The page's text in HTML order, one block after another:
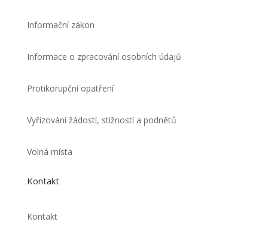
Informační zákon
Informace o zpracování osobních údajů
Protikorupční opatření
Vyřizování žádostí, stížností a podnětů
Volná místa
Kontakt
Kontakt